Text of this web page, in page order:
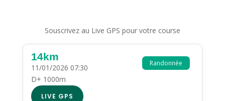
Souscrivez au Live GPS pour votre course
Randonnée
14km
11/01/2026 07:30
D+ 1000m
LIVE GPS